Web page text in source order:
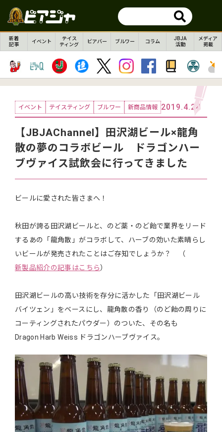
新着
記事
イベント
テイス
ティング
ビアバー ブルワー コラム
JBJA
活動
メディア
掲載
イベント テイスティング ブルワー 新商品情報 2019.4.24
【JBJAChannel】田沢湖ビール×龍角
散の夢のコラボビール ドラゴンハー
ブヴァイス試飲会に行ってきました
ビールに愛された皆さまへ！
秋田が誇る田沢湖ビールと、のど薬・のど飴で業界をリード
するあの「龍角散」がコラボして、ハーブの効いた素晴らし
いビールが発売されたことはご存知でしょうか？ （
新製品紹介の記事はこちら）
田沢湖ビールの高い技術を存分に活かした「田沢湖ビール
バイツェン」をベースにし、龍角散の香り（のど飴の周りに
コーティングされたパウダー）のついた、その名も
Dragon Harb Weiss ドラゴンハーブヴァイス。